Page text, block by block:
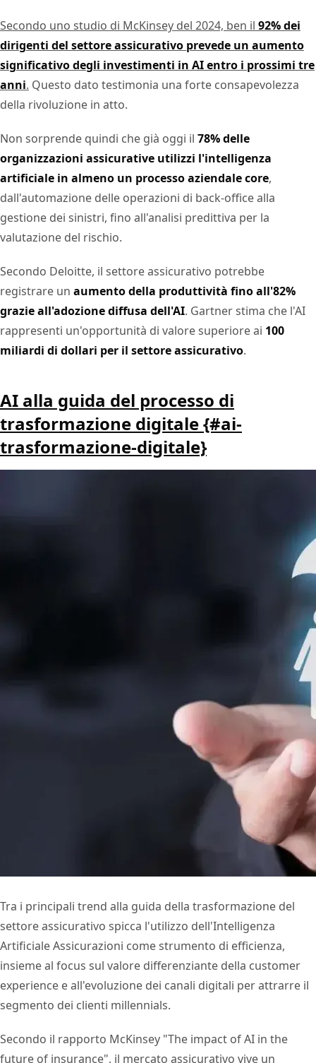
Secondo uno studio di McKinsey del 2024, ben il 92% dei
dirigenti del settore assicurativo prevede un aumento
significativo degli investimenti in AI entro i prossimi tre
anni. Questo dato testimonia una forte consapevolezza
della rivoluzione in atto.
Non sorprende quindi che già oggi il 78% delle
organizzazioni assicurative utilizzi l'intelligenza
artificiale in almeno un processo aziendale core,
dall'automazione delle operazioni di back-office alla
gestione dei sinistri, fino all'analisi predittiva per la
valutazione del rischio.
Secondo Deloitte, il settore assicurativo potrebbe
registrare un aumento della produttività fino all'82%
grazie all'adozione diffusa dell'AI. Gartner stima che l'AI
rappresenti un'opportunità di valore superiore ai 100
miliardi di dollari per il settore assicurativo.
AI alla guida del processo di
trasformazione digitale {#ai-
trasformazione-digitale}
Tra i principali trend alla guida della trasformazione del
settore assicurativo spicca l'utilizzo dell'Intelligenza
Artificiale Assicurazioni come strumento di efficienza,
insieme al focus sul valore differenziante della customer
experience e all'evoluzione dei canali digitali per attrarre il
segmento dei clienti millennials.
Secondo il rapporto McKinsey "The impact of AI in the
future of insurance", il mercato assicurativo vive un